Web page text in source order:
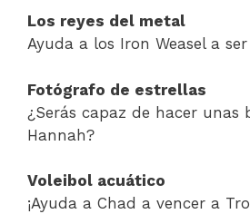
Los reyes del metal
Ayuda a los Iron Weasel a
Fotógrafo de estrellas
¿Serás capaz de hacer unas
Hannah?
Voleibol acuático
¡Ayuda a Chad a vencer a